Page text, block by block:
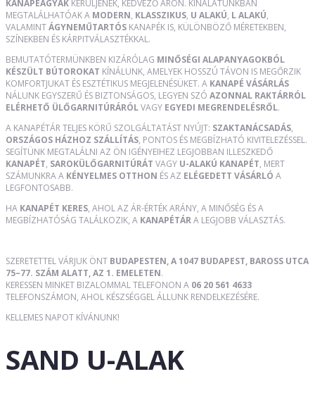
KANAPÉÁGYAK KERÜLJENEK, KEDVEZŐ ÁRON. KÍNÁLATUNKBAN
MEGTALÁLHATÓAK A MODERN, KLASSZIKUS, U ALAKÚ, L ALAKÚ,
VALAMINTÁGYNEMŰTARTÓS KANAPÉK IS, KÜLÖNBÖZŐ MÉRETEKBEN,
SZÍNEKBEN ÉS KÁRPITVÁLASZTÉKKAL.
BEMUTATÓTERMÜNKBEN KIZÁRÓLAG MINŐSÉGI ALAPANYAGOKBÓL
KÉSZÜLT BÚTOROKAT KÍNÁLUNK, AMELYEK HOSSZÚ TÁVON IS MEGŐRZIK
KOMFORTJUKAT ÉS ESZTÉTIKUS MEGJELENÉSÜKET. A KANAPÉ VÁSÁRLÁS
NÁLUNK EGYSZERŰ ÉS BIZTONSÁGOS, LEGYEN SZÓ AZONNAL RAKTÁRRÓL
ELÉRHETŐ ÜLŐGARNITÚRÁRÓLVAGY EGYEDI MEGRENDELÉSRŐL.
A KANAPÉTÁR TELJES KÖRŰ SZOLGÁLTATÁST NYÚJT: SZAKTANÁCSADÁS,
ORSZÁGOS HÁZHOZ SZÁLLÍTÁS, PONTOS ÉS MEGBÍZHATÓ KIVITELEZÉSSEL.
SEGÍTÜNK MEGTALÁLNI AZ ÖN IGÉNYEIHEZ LEGJOBBAN ILLESZKEDŐ
KANAPÉT, SAROKÜLŐGARNITÚRÁT VAGY U-ALAKÚ KANAPÉT, MERT
SZÁMUNKRA A KÉNYELMES OTTHON ÉS AZ ELÉGEDETT VÁSÁRLÓ A
LEGFONTOSABB.
HA KANAPÉT KERES, AHOL AZ ÁR-ÉRTÉK ARÁNY, A MINŐSÉG ÉS A
MEGBÍZHATÓSÁG TALÁLKOZIK, A KANAPÉTÁRA LEGJOBB VÁLASZTÁS.
SZERETETTEL VÁRJUK ÖNT BUDAPESTEN, A 1047 BUDAPEST, BAROSS UTCA
75–77. SZÁM ALATT, AZ 1. EMELETEN.
KERESSEN MINKET BIZALOMMAL TELEFONON A 06 20 561 4633
TELEFONSZÁMON, AHOL KÉSZSÉGGEL ÁLLUNK RENDELKEZÉSÉRE.
KELLEMES NAPOT KÍVÁNUNK!
SAND U-ALAK